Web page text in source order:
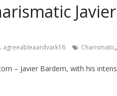
agreeableaardvark16 Charismatic,
– Javier Bardem, with his